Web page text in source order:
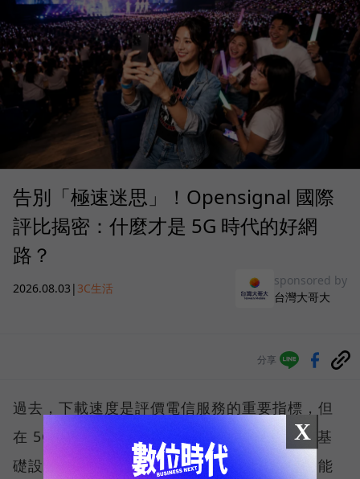
告別「極速迷思」！Opensignal 國際
評比揭密：什麼才是 5G 時代的好網
路？
2026.08.03 | 3C生活
sponsored by
台灣大哥大
分享
過去，下載速度是評價電信服務的重要指標，但
在 5G 成為工作、娛樂、生活不可或缺的數位基
礎設施後，消費者發現，再快的網速，如果不能
X